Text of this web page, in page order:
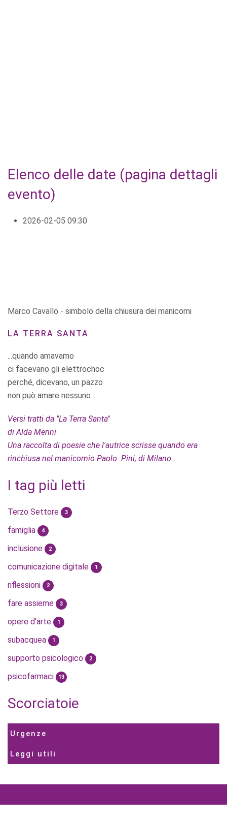
Elenco delle date (pagina dettagli
evento)
2026-02-05 09:30
Marco Cavallo - simbolo della chiusura dei manicomi
LA TERRA SANTA
...quando amavamo
ci facevano gli elettrochoc
perché, dicevano, un pazzo
non può amare nessuno...
Versi tratti da "La Terra Santa"
di Alda Merini
Una raccolta di poesie che l'autrice scrisse quando era
rinchiusa nel manicomio Paolo Pini, di Milano.
I tag più letti
Terzo Settore 3
famiglia 4
inclusione 2
comunicazione digitale 1
riflessioni 2
fare assieme 3
opere d'arte 1
subacquea 1
supporto psicologico 2
psicofarmaci 13
Scorciatoie
Urgenze
Leggi utili